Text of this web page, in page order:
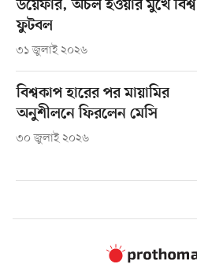
উয়েফার, অচল হওয়ার মুখে বিশ্ব
ফুটবল
৩১ জুলাই ২০২৬
বিশ্বকাপ হারের পর মায়ামির
অনুশীলনে ফিরলেন মেসি
৩০ জুলাই ২০২৬